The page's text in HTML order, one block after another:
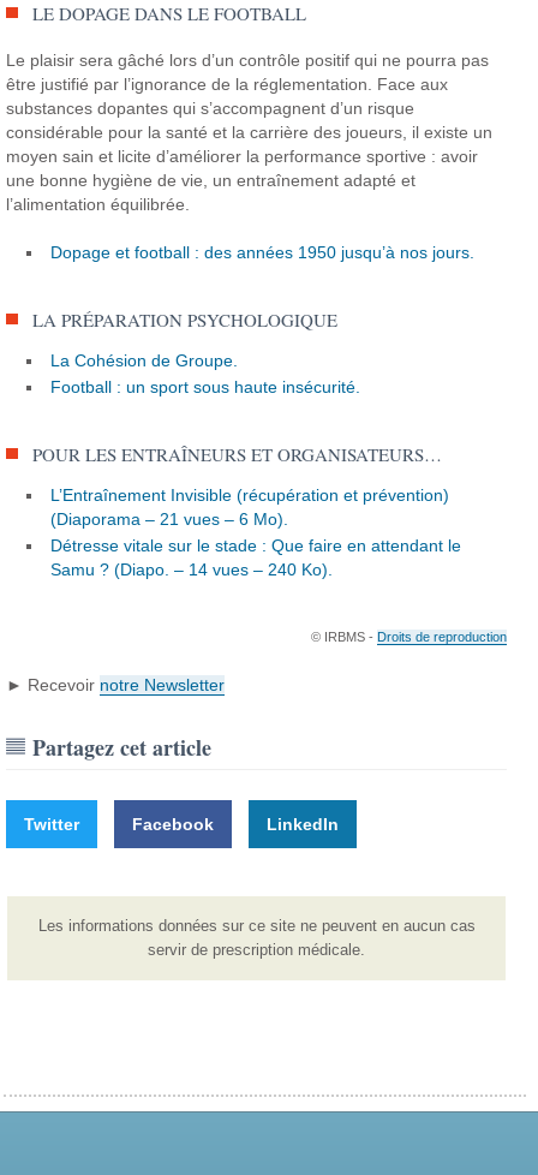
LE DOPAGE DANS LE FOOTBALL
Le plaisir sera gâché lors d’un contrôle positif qui ne pourra pas
être justifié par l’ignorance de la réglementation.
Face aux
substances dopantes qui s’accompagnent d’un risque
considérable pour la santé et la carrière des joueurs, il existe un
moyen sain et licite d’améliorer la performance sportive : avoir
une bonne hygiène de vie, un entraînement adapté et
l’alimentation équilibrée.
Dopage et football : des années 1950 jusqu’à nos jours.
LA PRÉPARATION PSYCHOLOGIQUE
La Cohésion de Groupe.
Football : un sport sous haute insécurité.
POUR LES ENTRAÎNEURS ET ORGANISATEURS…
L’Entraînement Invisible (récupération et prévention)
(Diaporama – 21 vues – 6 Mo).
Détresse vitale sur le stade : Que faire en attendant le
Samu ? (Diapo. – 14 vues – 240 Ko).
© IRBMS - Droits de reproduction
► Recevoir notre Newsletter
Partagez cet article
Twitter Facebook LinkedIn
Les informations données sur ce site ne peuvent en aucun cas
servir de prescription médicale.